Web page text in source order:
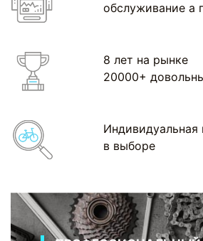
обслуживание а
8 лет на рынке
20000+
в выборе